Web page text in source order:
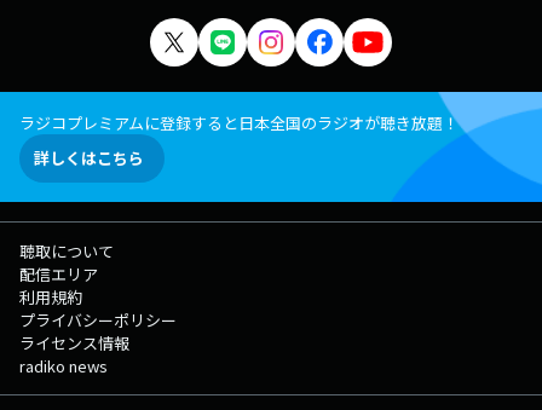
ラジコプレミアムに登録すると日本全国のラジオが聴き放題！
詳しくはこちら
聴取について
配信エリア
利用規約
プライバシーポリシー
ライセンス情報
radiko news